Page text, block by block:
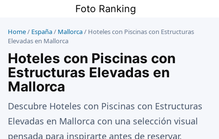
contenido
Foto Ranking
Home/ España/ Mallorca/ Hoteles con Piscinas con Estructuras
Elevadas en Mallorca
Hoteles con Piscinas con
Estructuras Elevadas en
Mallorca
Descubre Hoteles con Piscinas con Estructuras
Elevadas en Mallorca con una selección visual
pensada para inspirarte antes de reservar.